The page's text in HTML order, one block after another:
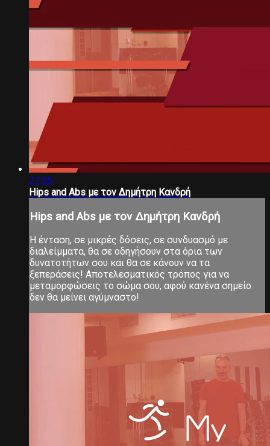
27:55
Hips and Abs με τον Δημήτρη Κανδρή
Hips and Abs με τον Δημήτρη Κανδρή
Η ένταση, σε μικρές δόσεις, σε συνδυασμό με
διαλείμματα, θα σε οδηγήσουν στα όρια των
δυνατοτήτων σου και θα σε κάνουν να τα
ξεπεράσεις! Αποτελεσματικός τρόπος για να
μεταμορφώσεις το σώμα σου, αφού κανένα σημείο
δεν θα μείνει αγύμναστο!